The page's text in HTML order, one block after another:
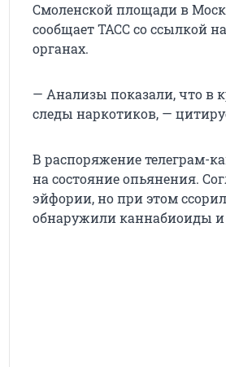
Смоленской площади в
сообщает ТАСС со ссылкой
органах.
— Анализы показали, что в
следы наркотиков, —
В распоряжение телеграм-
на состояние опьянения.
эйфории, но при этом
обнаружили каннабиоиды и